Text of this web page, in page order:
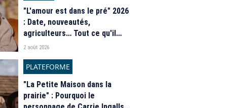
"L'amour est dans le pré" 2026
: Date, nouveautés,
agriculteurs… Tout ce qu'il
faut savoir sur la saison 21 du
2 août 2026
PLATEFORME
"La Petite Maison dans la
prairie" : Pourquoi le